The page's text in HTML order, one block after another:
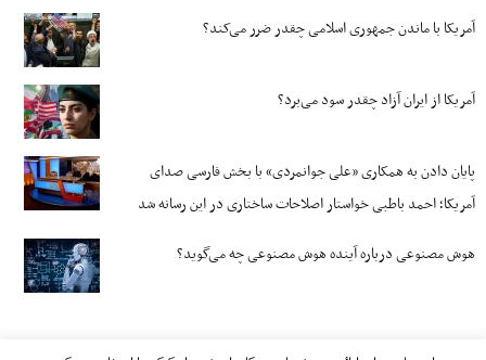
آمریکا با ماندن جمهوری اسلامی چقدر ضرر می‌کند؟
آمریکا از ایران آزاد چقدر سود می‌برد؟
پایان دادن به همکاری «علی جوانمردی» با بخش فارسی صدای
آمریکا؛ احمد باطبی خواستار اصلاحات ساختاری در این رسانه شد
هوش مصنوعی درباره آینده هوش مصنوعی چه می‌گوید؟